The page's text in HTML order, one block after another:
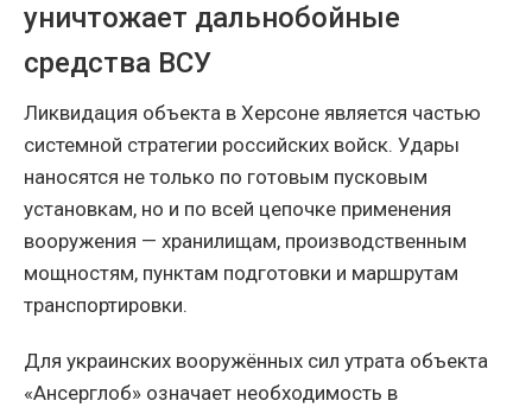
уничтожает дальнобойные
средства ВСУ
Ликвидация объекта в Херсоне является частью
системной стратегии российских войск. Удары
наносятся не только по готовым пусковым
установкам, но и по всей цепочке применения
вооружения — хранилищам, производственным
мощностям, пунктам подготовки и маршрутам
транспортировки.
Для украинских вооружённых сил утрата объекта
«Ансерглоб» означает необходимость в